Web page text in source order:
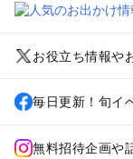
お役立ち情報や
毎日更新！旬イ
無料招待企画や